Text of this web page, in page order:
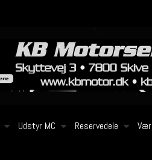
Udstyr MC Reservedele